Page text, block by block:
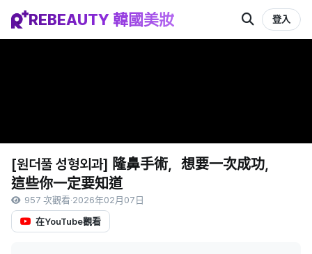
REBEAUTY 韓國美妝 登入
[원더풀 성형외과] 隆鼻手術，想要一次成功，
這些你一定要知道
957 次觀看·2026年02月07日
在YouTube觀看